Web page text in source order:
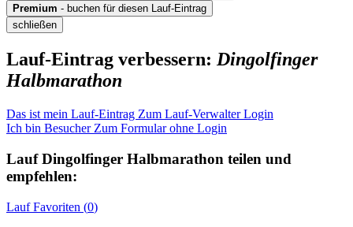
Premium - buchen für diesen Lauf-Eintrag
schließen
Lauf-Eintrag verbessern: Dingolfinger
Halbmarathon
Das ist mein Lauf-Eintrag Zum Lauf-Verwalter Login
Ich bin Besucher Zum Formular ohne Login
LaufDingolfinger Halbmarathon teilen und
empfehlen:
LaufFavoriten (0)